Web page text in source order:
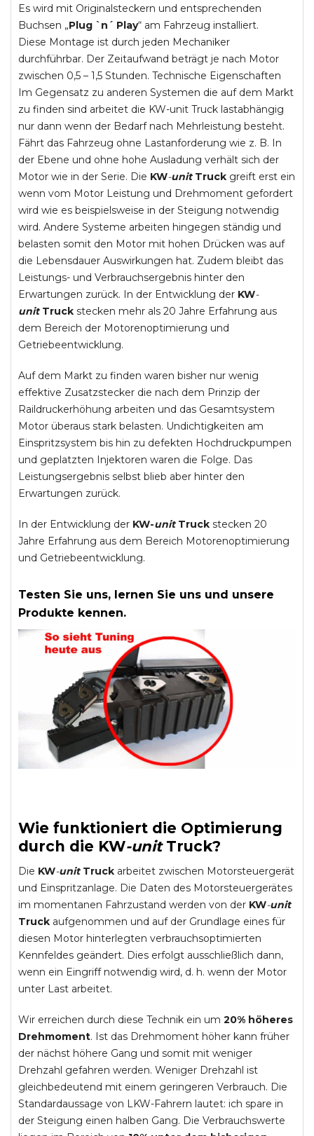
Es wird mit Originalsteckern und entsprechenden
Buchsen „Plug `n´ Play“ am Fahrzeug installiert.
Diese Montage ist durch jeden Mechaniker
durchführbar. Der Zeitaufwand beträgt je nach Motor
zwischen 0,5 – 1,5 Stunden. Technische Eigenschaften
Im Gegensatz zu anderen Systemen die auf dem Markt
zu finden sind arbeitet die KW-unit Truck lastabhängig
nur dann wenn der Bedarf nach Mehrleistung besteht.
Fährt das Fahrzeug ohne Lastanforderung wie z. B. In
der Ebene und ohne hohe Ausladung verhält sich der
Motor wie in der Serie. Die KW-unit Truck greift erst ein
wenn vom Motor Leistung und Drehmoment gefordert
wird wie es beispielsweise in der Steigung notwendig
wird. Andere Systeme arbeiten hingegen ständig und
belasten somit den Motor mit hohen Drücken was auf
die Lebensdauer Auswirkungen hat. Zudem bleibt das
Leistungs- und Verbrauchsergebnis hinter den
Erwartungen zurück. In der Entwicklung der KW-
unit Truck stecken mehr als 20 Jahre Erfahrung aus
dem Bereich der Motorenoptimierung und
Getriebeentwicklung.
Auf dem Markt zu finden waren bisher nur wenig
effektive Zusatzstecker die nach dem Prinzip der
Raildruckerhöhung arbeiten und das Gesamtsystem
Motor überaus stark belasten. Undichtigkeiten am
Einspritzsystem bis hin zu defekten Hochdruckpumpen
und geplatzten Injektoren waren die Folge. Das
Leistungsergebnis selbst blieb aber hinter den
Erwartungen zurück.
In der Entwicklung der KW-unitTruck stecken 20
Jahre Erfahrung aus dem Bereich Motorenoptimierung
und Getriebeentwicklung.
Testen Sie uns, lernen Sie uns und unsere
Produkte kennen.
Wie funktioniert die Optimierung
durch die KW-unit Truck?
Die KW-unit Truck arbeitet zwischen Motorsteuergerät
und Einspritzanlage. Die Daten des Motorsteuergerätes
im momentanen Fahrzustand werden von der KW-unit
Truck aufgenommen und auf der Grundlage eines für
diesen Motor hinterlegten verbrauchsoptimierten
Kennfeldes geändert. Dies erfolgt ausschließlich dann,
wenn ein Eingriff notwendig wird, d. h. wenn der Motor
unter Last arbeitet.
Wir erreichen durch diese Technik ein um 20% höheres
Drehmoment. Ist das Drehmoment höher kann früher
der nächst höhere Gang und somit mit weniger
Drehzahl gefahren werden. Weniger Drehzahl ist
gleichbedeutend mit einem geringeren Verbrauch. Die
Standardaussage von LKW-Fahrern lautet: ich spare in
der Steigung einen halben Gang. Die Verbrauchswerte